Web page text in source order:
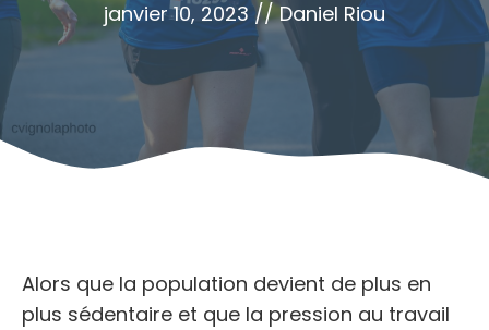
janvier 10, 2023 // Daniel Riou
Alors que la population devient de plus en
plus sédentaire et que la pression au travail